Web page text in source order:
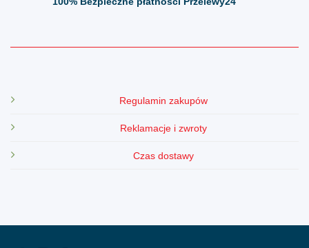
Regulamin zakupów
Reklamacje i zwroty
Czas dostawy